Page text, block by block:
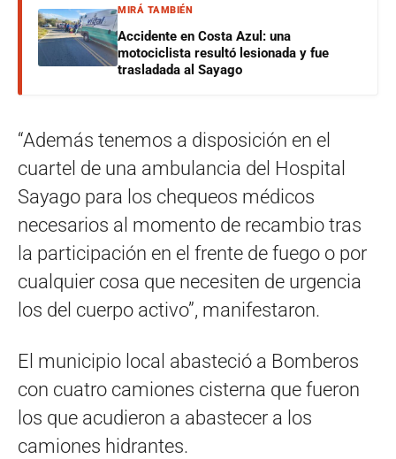
MIRÁ TAMBIÉN
Accidente en Costa Azul: una
motociclista resultó lesionada y fue
trasladada al Sayago
“Además tenemos a disposición en el
cuartel de una ambulancia del Hospital
Sayago para los chequeos médicos
necesarios al momento de recambio tras
la participación en el frente de fuego o por
cualquier cosa que necesiten de urgencia
los del cuerpo activo”, manifestaron.
El municipio local abasteció a Bomberos
con cuatro camiones cisterna que fueron
los que acudieron a abastecer a los
camiones hidrantes.